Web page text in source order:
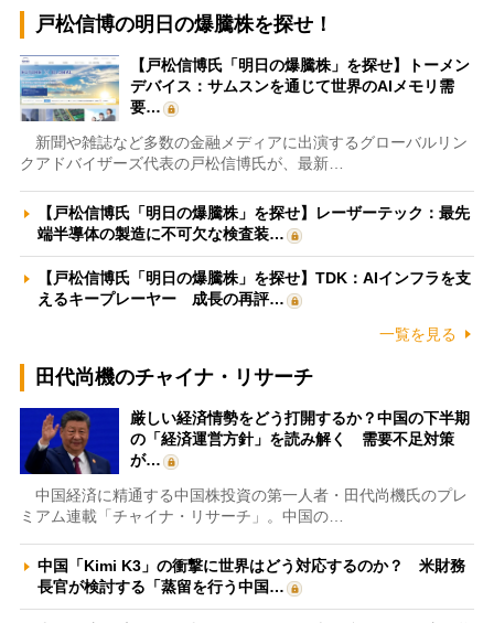
戸松信博の明日の爆騰株を探せ！
【戸松信博氏「明日の爆騰株」を探せ】トーメン
デバイス：サムスンを通じて世界のAIメモリ需
要…
新聞や雑誌など多数の金融メディアに出演するグローバルリン
クアドバイザーズ代表の戸松信博氏が、最新…
【戸松信博氏「明日の爆騰株」を探せ】レーザーテック：最先
端半導体の製造に不可欠な検査装…
【戸松信博氏「明日の爆騰株」を探せ】TDK：AIインフラを支
えるキープレーヤー 成長の再評…
一覧を見る
田代尚機のチャイナ・リサーチ
厳しい経済情勢をどう打開するか？中国の下半期
の「経済運営方針」を読み解く 需要不足対策
が…
中国経済に精通する中国株投資の第一人者・田代尚機氏のプレ
ミアム連載「チャイナ・リサーチ」。中国の…
中国「Kimi K3」の衝撃に世界はどう対応するのか？ 米財務
長官が検討する「蒸留を行う中国…